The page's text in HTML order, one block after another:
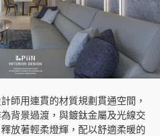
師用連貫的材質規劃貫通空間，
背景過渡，與鍍鈦金屬及光線交
放著輕柔燈輝，配以舒適柔暖的